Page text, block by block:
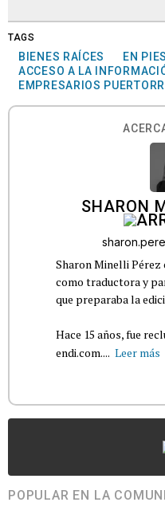
TAGS
BIENES RAÍCES
EN
ACCESO A LA
EMPRESARIOS
SHARON
Sharon Minelli Pérez
como traductora y
que preparaba la
Hace 15 años, fue
endi.com.... Leer más
POPULAR EN LA